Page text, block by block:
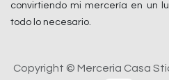
convirtiendo mi mercería en un
todo lo necesario.
Copyright © Merceria Casa